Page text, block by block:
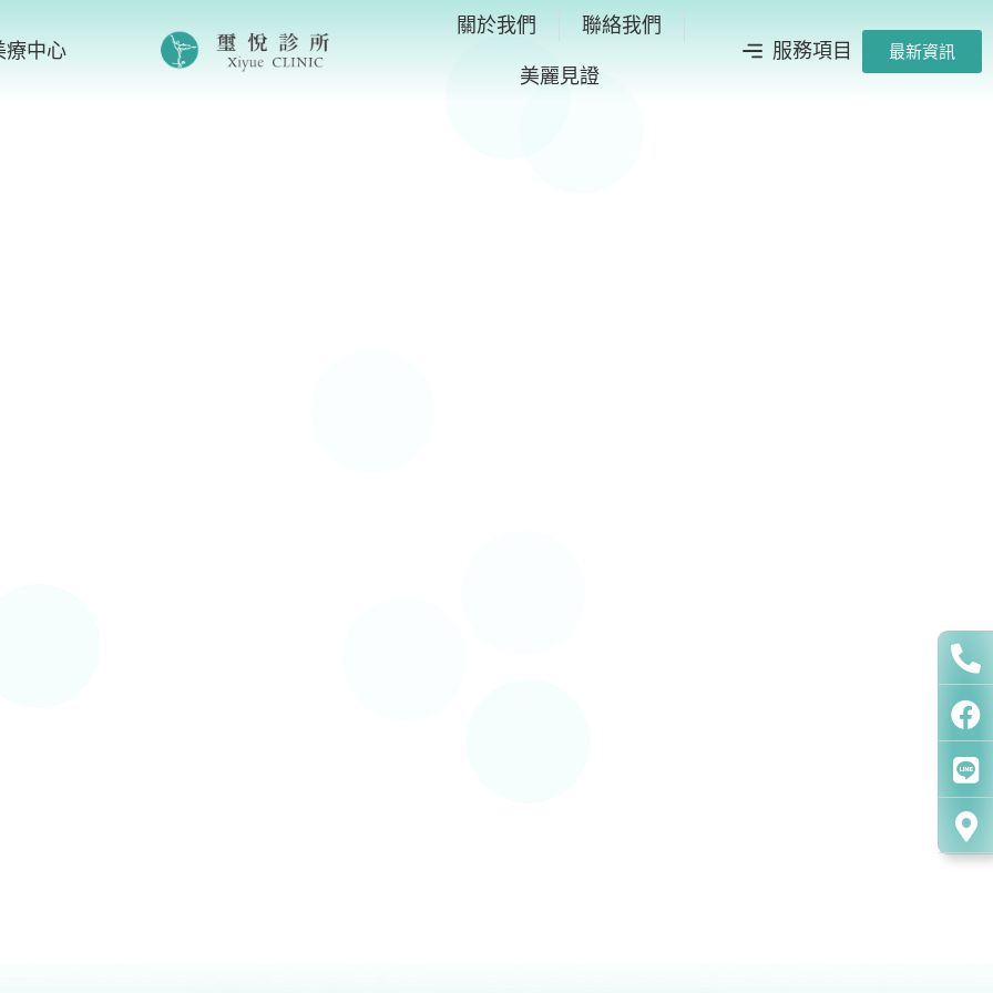
療中心
關於我們 聯絡我們
美麗見證
服務項目 最新資訊